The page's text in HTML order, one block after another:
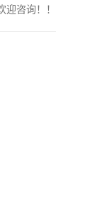
迎咨询！！